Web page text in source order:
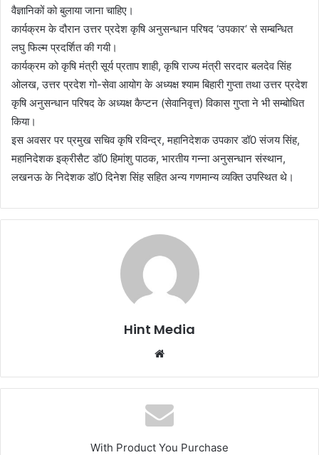
वैज्ञानिकों को बुलाया जाना चाहिए।
कार्यक्रम के दौरान उत्तर प्रदेश कृषि अनुसन्धान परिषद ‘उपकार‘ से सम्बन्धित
लघु फिल्म प्रदर्शित की गयी।
कार्यक्रम को कृषि मंत्री सूर्य प्रताप शाही, कृषि राज्य मंत्री सरदार बलदेव सिंह
ओलख, उत्तर प्रदेश गो-सेवा आयोग के अध्यक्ष श्याम बिहारी गुप्ता तथा उत्तर प्रदेश
कृषि अनुसन्धान परिषद के अध्यक्ष कैप्टन (सेवानिवृत्त) विकास गुप्ता ने भी सम्बोधित
किया।
इस अवसर पर प्रमुख सचिव कृषि रविन्द्र, महानिदेशक उपकार डॉ0 संजय सिंह,
महानिदेशक इक्रीसैट डॉ0 हिमांशु पाठक, भारतीय गन्ना अनुसन्धान संस्थान,
लखनऊ के निदेशक डॉ0 दिनेश सिंह सहित अन्य गणमान्य व्यक्ति उपस्थित थे।
Hint Media
With Product You Purchase